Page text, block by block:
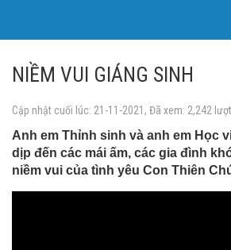
NIỀM VUI GIÁNG SINH
Cập nhật cuối lúc: 21-11-2021, Đã xem: 2,242 lượt
Anh em Thỉnh sinh và anh em Học
dịp đến các mái ấm, các gia đình
niềm vui của tình yêu Con Thiên